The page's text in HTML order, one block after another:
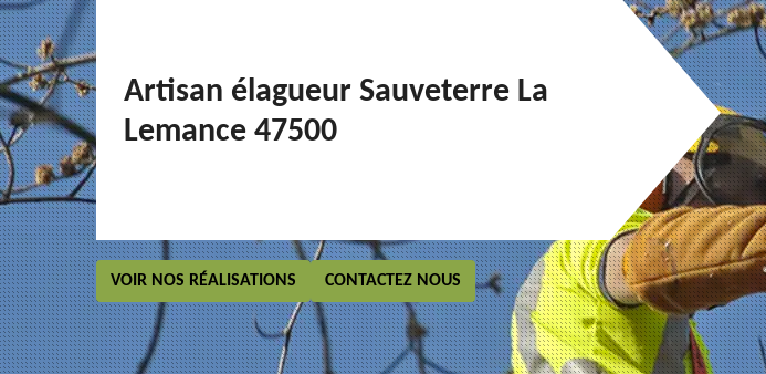
Artisan élagueur Sauveterre La
Lemance 47500
VOIR NOS RÉALISATIONS CONTACTEZ NOUS